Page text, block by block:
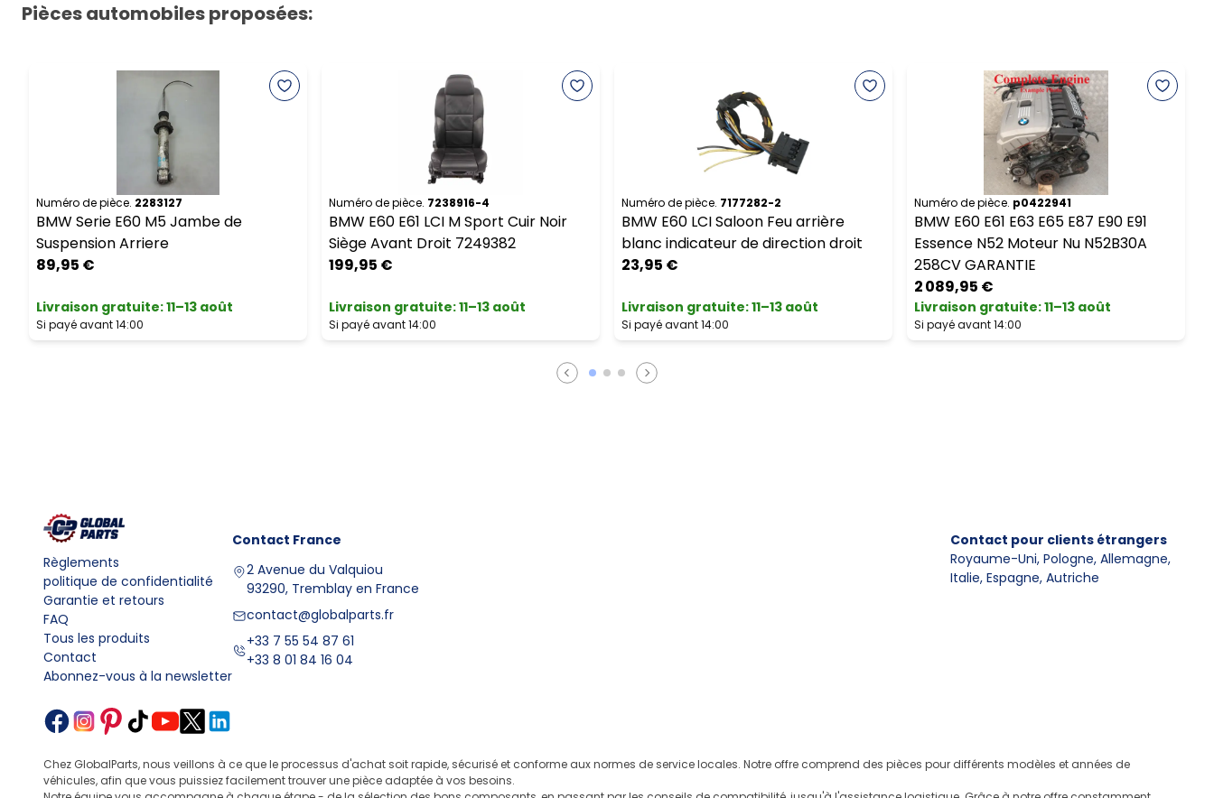
Pièces automobiles proposées:
Numéro de pièce. 2283127
BMW Serie E60 M5 Jambe de
Suspension Arriere
89,95 €
Livraison gratuite:11–13 août
Si payé avant 14:00
Numéro de pièce. 7238916-4
BMW E60 E61 LCI M Sport Cuir Noir
Siège Avant Droit 7249382
199,95 €
Livraison gratuite:11–13 août
Si payé avant 14:00
Numéro de pièce. 7177282-2
BMW E60 LCI Saloon Feu arrière
blanc indicateur de direction droit
23,95 €
Livraison gratuite:11–13 août
Si payé avant 14:00
Numéro de pièce. p0422941
BMW E60 E61 E63 E65 E87 E90 E91
Essence N52 Moteur Nu N52B30A
258CV GARANTIE
2 089,95 €
Livraison gratuite:11–13 août
Si payé avant 14:00
Règlements
politique de confidentialité
Garantie et retours
FAQ
Tous les produits
Contact
Abonnez-vous à la newsletter
Contact France
2 Avenue du Valquiou
93290, Tremblay en France
contact@globalparts.fr
+33 7 55 54 87 61
+33 8 01 84 16 04
Contact pour clients étrangers
Royaume-Uni, Pologne, Allemagne,
Italie, Espagne, Autriche
Chez GlobalParts, nous veillons à ce que le processus d'achat soit rapide, sécurisé et conforme aux normes de service locales. Notre offre comprend des pièces pour différents modèles et années de
véhicules, afin que vous puissiez facilement trouver une pièce adaptée à vos besoins.